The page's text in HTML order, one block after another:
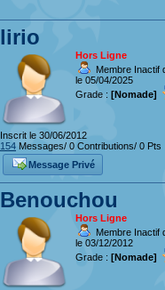
lirio
Hors Ligne
Membre Inactif
le 05/04/2025
Grade : [Nomade]
Inscrit le 30/06/2012
154 Messages/ 0 Contributions/ 0 Pts
Message Privé
Benouchou
Hors Ligne
Membre Inactif
le 03/12/2012
Grade : [Nomade]